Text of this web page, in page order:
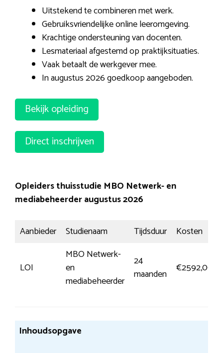
Uitstekend te combineren met werk.
Gebruiksvriendelijke online leeromgeving.
Krachtige ondersteuning van docenten.
Lesmateriaal afgestemd op praktijksituaties.
Vaak betaalt de werkgever mee.
In augustus 2026 goedkoop aangeboden.
Bekijk opleiding
Direct inschrijven
Opleiders thuisstudie MBO Netwerk- en
mediabeheerder augustus 2026
Aanbieder Studienaam Tijdsduur Kosten
LOI
MBO Netwerk-
en
mediabeheerder
24
maanden
€2592,00
Inhoudsopgave